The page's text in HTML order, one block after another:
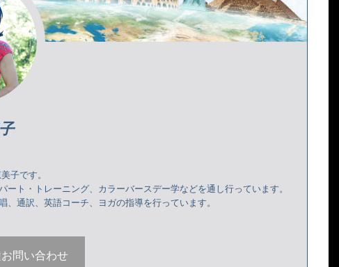
美子です。
ート・トレーニング、カラーバースデー学などを通し行っています。
、通訳、英語コーチ、ヨガの指導を行っています。
問い合わせ